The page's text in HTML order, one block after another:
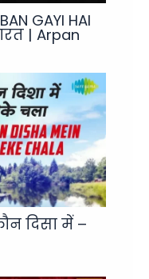
GAYI HAI
| Arpan
दिसा में –